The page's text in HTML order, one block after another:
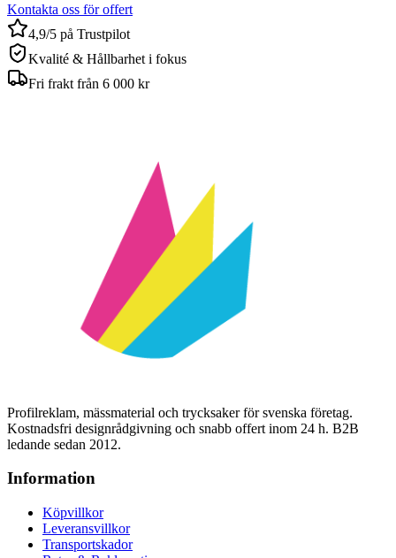
Kontakta oss för offert
4,9/5 på Trustpilot
Kvalité & Hållbarhet i fokus
Fri frakt från 6 000 kr
Profilreklam, mässmaterial och trycksaker för svenska företag.
Kostnadsfri designrådgivning och snabb offert inom 24 h. B2B
ledande sedan 2012.
Information
Köpvillkor
Leveransvillkor
Transportskador